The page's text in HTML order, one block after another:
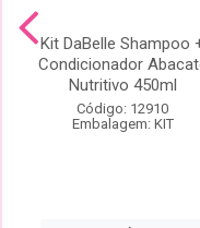
Kit DaBelle Shampoo
Condicionador
Nutritivo 450ml
Código: 12910
Embalagem: KIT